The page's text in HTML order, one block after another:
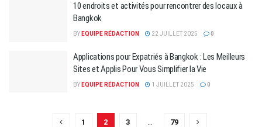
10 endroits et activités pour rencontrer des locaux à
Bangkok
BY EQUIPE RÉDACTION 22 JUILLET 2025 0
Applications pour Expatriés à Bangkok : Les Meilleurs
Sites et Applis Pour Vous Simplifier la Vie
BY EQUIPE RÉDACTION 1 JUILLET 2025 0
1 2 3 … 79